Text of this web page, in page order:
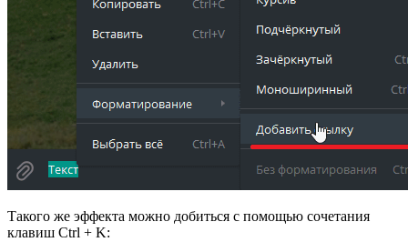
Такого же эффекта можно добиться с помощью сочетания
клавиш Ctrl + K: